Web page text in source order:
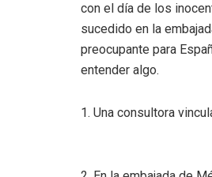
con el día de los
sucedido en la
preocupante para
entender algo.
1. Una consultora